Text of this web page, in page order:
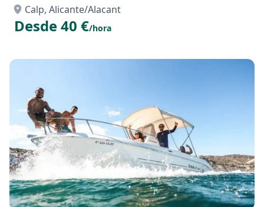
Calp, Alicante/Alacant
Desde 40 €/hora